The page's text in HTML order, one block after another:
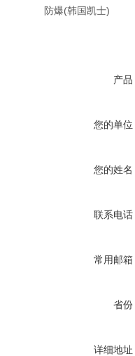
防爆(韩国凯士)
产品
您的单位
您的姓名
联系电话
常用邮箱
省份
详细地址